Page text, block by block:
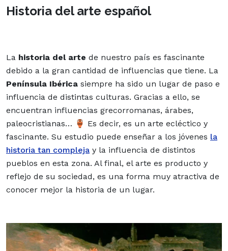
Historia del arte español
La historia del arte de nuestro país es fascinante
debido a la gran cantidad de influencias que tiene. La
Península Ibérica siempre ha sido un lugar de paso e
influencia de distintas culturas. Gracias a ello, se
encuentran influencias grecorromanas, árabes,
paleocristianas… 🏺 Es decir, es un arte ecléctico y
fascinante. Su estudio puede enseñar a los jóvenes la
historia tan compleja y la influencia de distintos
pueblos en esta zona. Al final, el arte es producto y
reflejo de su sociedad, es una forma muy atractiva de
conocer mejor la historia de un lugar.